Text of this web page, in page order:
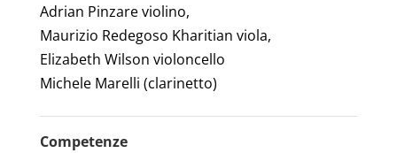
Adrian Pinzare violino,
Maurizio Redegoso Kharitian viola,
Elizabeth Wilson violoncello
Michele Marelli (clarinetto)
Competenze